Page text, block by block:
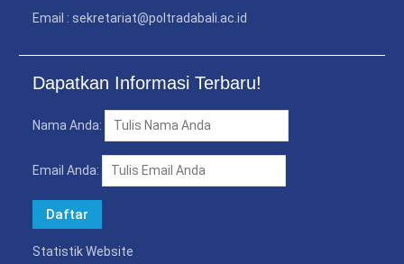
Email : sekretariat@poltradabali.ac.id
Dapatkan Informasi Terbaru!
Nama Anda:
Email Anda:
Statistik Website